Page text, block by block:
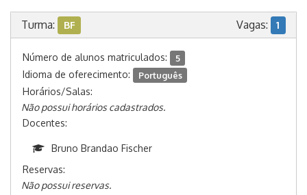
Turma: BF Vagas: 1
Número de alunos matriculados: 5
Idioma de oferecimento: Português
Horários/Salas:
Não possui horários cadastrados.
Docentes:
Bruno Brandao Fischer
Reservas:
Não possui reservas.